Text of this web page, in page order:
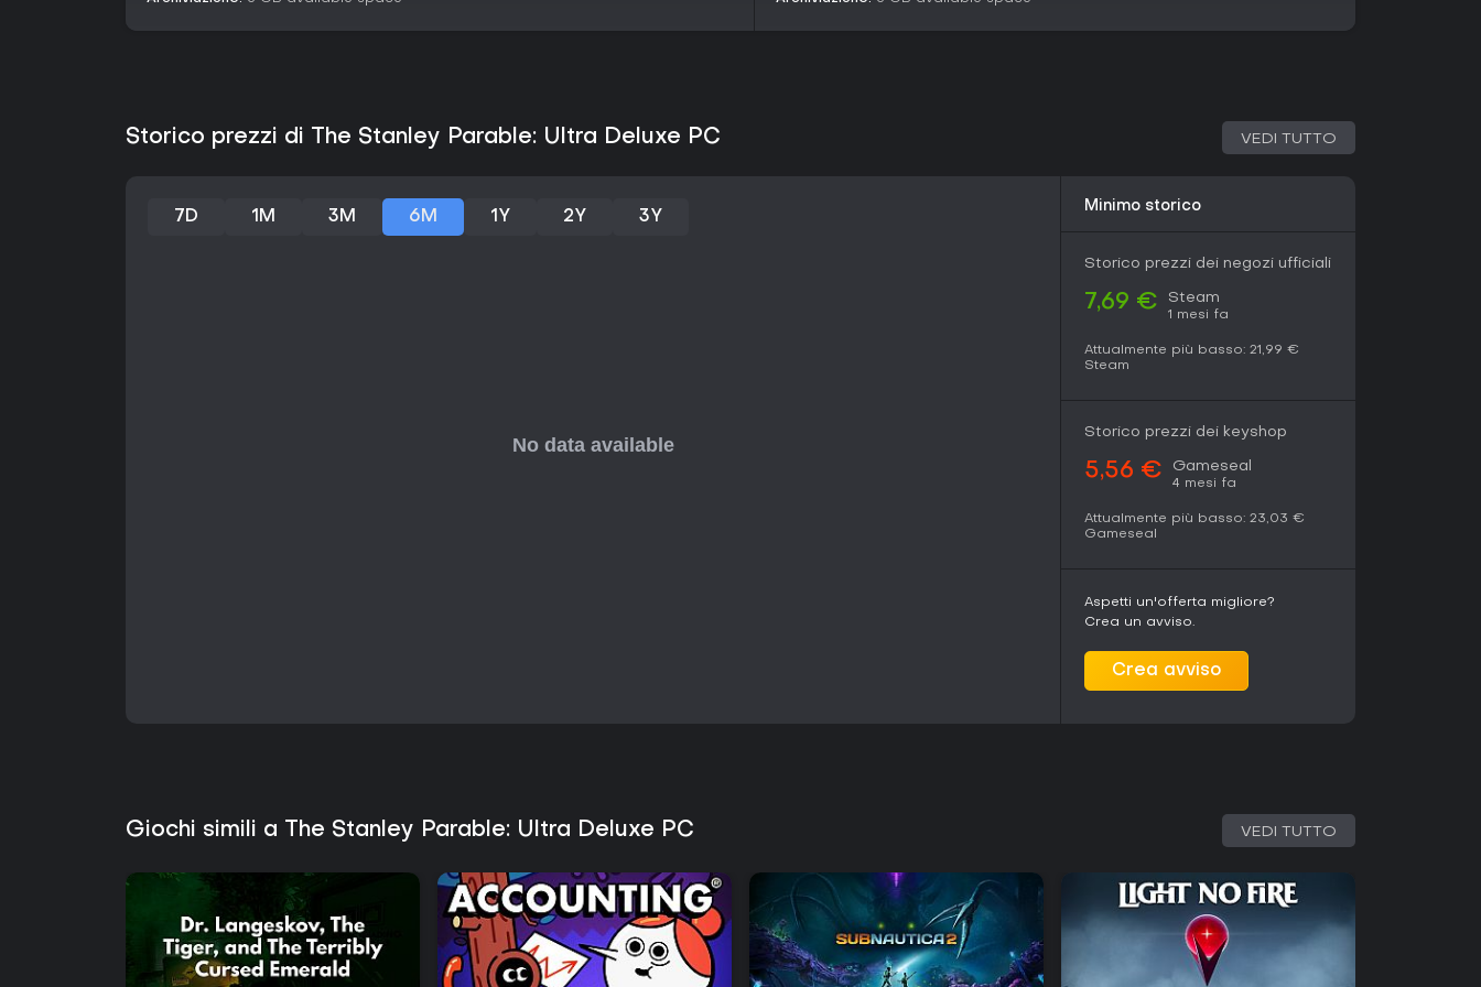
Storico prezzi di The Stanley Parable: Ultra Deluxe PC VEDI TUTTO
7D 1M 3M 6M 1Y 2Y 3Y
Minimo storico
Storico prezzi dei negozi ufficiali
7,69 € Steam
1 mesi fa
Attualmente più basso: 21,99 €
Steam
Storico prezzi dei keyshop
5,56 € Gameseal
4 mesi fa
Attualmente più basso: 23,03 €
Gameseal
Aspetti un'offerta migliore?
Crea un avviso.
Crea avviso
Giochi simili a The Stanley Parable: Ultra Deluxe PC VEDI TUTTO